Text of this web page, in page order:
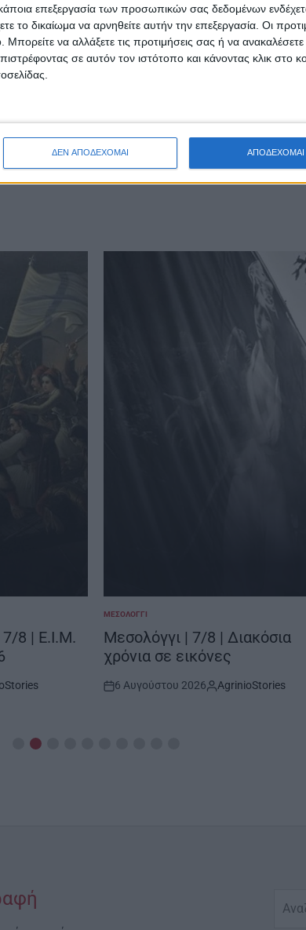
επεξεργασία των προσωπικών σας δεδομένων
το δικαίωμα να αρνηθείτε αυτήν την επεξεργασία. Οι
να αλλάξετε τις προτιμήσεις σας ή να ανακαλέσετε
σε αυτόν τον ιστότοπο και κάνοντας κλικ στο
ΔΕΝ ΑΠΟΔΕΧΟΜΑΙ ΑΠΟΔΕΧΟΜΑΙ
| ΔΗΜΟΣ ΑΓΡΙΝΙΟΥ | Κατασκευή Πρότυπων
στις διαβάσεις | Από την Τετάρτη 25/09/
Διαβάστε περισσότερα
7/8 | Ε.Ι.Μ.
POSTED
IN
ΜΕΣΟΛΌΓΓΙ
Μεσολόγγι | 7/8 | Διακόσια
χρόνια σε εικόνες
Post
6 Αυγούστου 2026
By:
AgrinioStories
για: